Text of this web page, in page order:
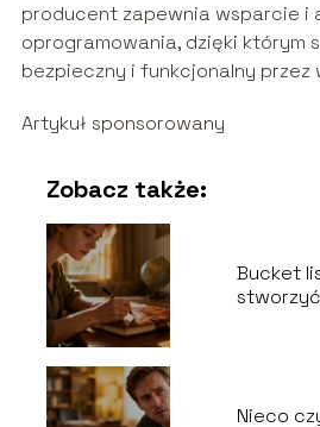
producent zapewnia wsparcie i
oprogramowania, dzięki którym
bezpieczny i funkcjonalny przez
Artykuł sponsorowany
Zobacz także:
Bucket
Nieco